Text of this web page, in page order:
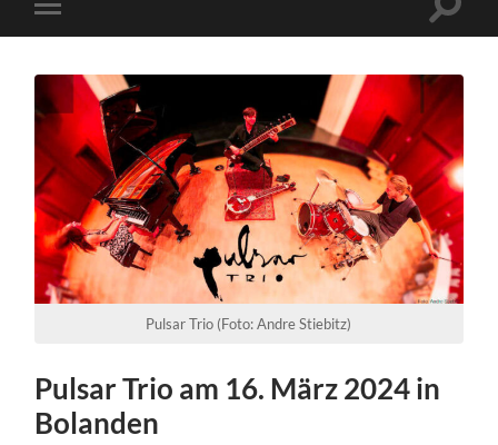
Mobile-
Menü
Pulsar Trio (Foto: Andre Stiebitz)
Pulsar Trio am 16. März 2024 in
Bolanden